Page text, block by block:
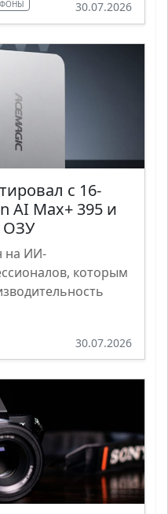
30.07.2026
с 16-
AI Max+ 395 и
ОЗУ
на ИИ-
которым
30.07.2026